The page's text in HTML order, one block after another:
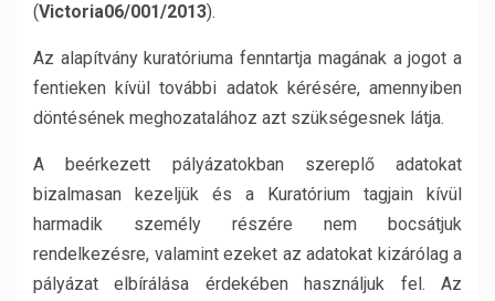
(Victoria06/001/2013).
Az alapítvány kuratóriuma fenntartja magának a jogot a
fentieken kívül további adatok kérésére, amennyiben
döntésének meghozatalához azt szükségesnek látja.
A beérkezett pályázatokban szereplő adatokat
bizalmasan kezeljük és a Kuratórium tagjain kívül
harmadik személy részére nem bocsátjuk
rendelkezésre, valamint ezeket az adatokat kizárólag a
pályázat elbírálása érdekében használjuk fel. Az